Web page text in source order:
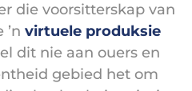
die voorsitterskap van
virtuele produksie
dit nie aan ouers en
gebied het om